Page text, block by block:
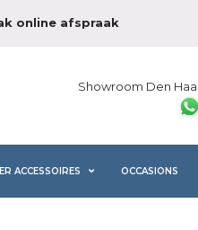
online afspraak
Showroom Den
ACCESSOIRES OCCASIONS